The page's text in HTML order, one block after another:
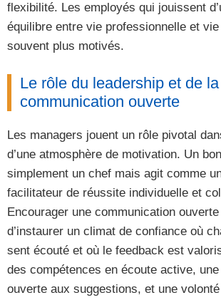
flexibilité. Les employés qui jouissent
équilibre entre vie professionnelle et
souvent plus motivés.
Le rôle du leadership et de la
communication ouverte
Les managers jouent un rôle pivotal
d’une atmosphère de motivation. Un
simplement un chef mais agit comme
facilitateur de réussite individuelle et
Encourager une communication
d’instaurer un climat de confiance où
sent écouté et où le feedback est
des compétences en écoute active,
ouverte aux suggestions, et une volonté